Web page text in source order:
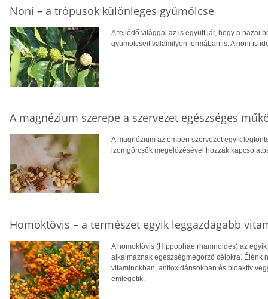
Noni – a trópusok különleges gyümölcse
A fejlődő világgal az is együtt jár, hogy a hazai
gyümölcseit valamilyen formában is. A noni is
A magnézium szerepe a szervezet egészséges
A magnézium az emberi szervezet egyik
izomgörcsök megelőzésével hozzák
Homoktövis – a természet egyik leggazdagabb
A homoktövis (Hippophae rhamnoides) az
alkalmaznak egészségmegőrző célokra. Élénk
vitaminokban, antioxidánsokban és bioaktív
emlegetik.